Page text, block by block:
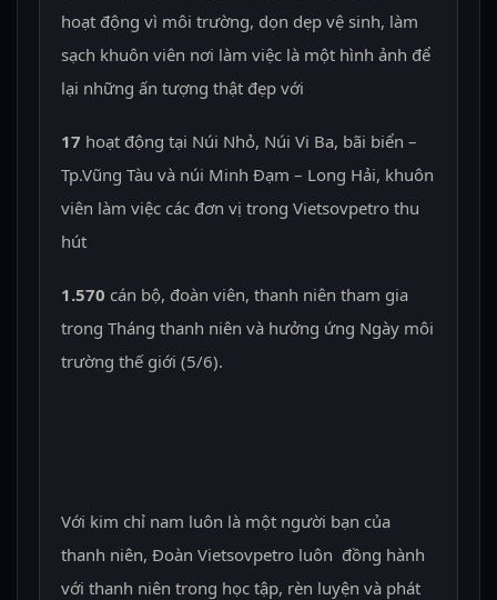
hoạt động vì môi trường, dọn dẹp vệ sinh, làm
sạch khuôn viên nơi làm việc là một hình ảnh để
lại những ấn tượng thật đẹp với
17 hoạt động tại Núi Nhỏ, Núi Vi Ba, bãi biển –
Tp.Vũng Tàu và núi Minh Đạm – Long Hải, khuôn
viên làm việc các đơn vị trong Vietsovpetro thu
hút
1.570 cán bộ, đoàn viên, thanh niên tham gia
trong Tháng thanh niên và hưởng ứng Ngày môi
trường thế giới (5/6).
Với kim chỉ nam luôn là một người bạn của
thanh niên, Đoàn Vietsovpetro luôn đồng hành
với thanh niên trong học tập, rèn luyện và phát